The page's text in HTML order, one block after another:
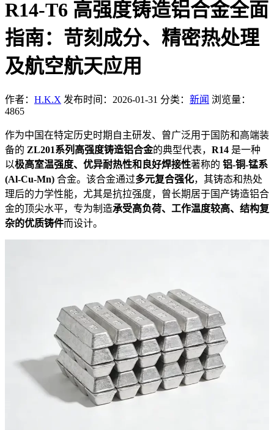
R14-T6 高强度铸造铝合金全面
指南：苛刻成分、精密热处理
及航空航天应用
作者： H.K.X 发布时间：2026-01-31 分类： 新闻 浏览量：
4865
作为中国在特定历史时期自主研发、曾广泛用于国防和高端装
备的 ZL201系列高强度铸造铝合金的典型代表， R14 是一种
以极高室温强度、优异耐热性和良好焊接性著称的 铝-铜-锰系
(Al-Cu-Mn) 合金。该合金通过多元复合强化，其铸态和热处
理后的力学性能，尤其是抗拉强度，曾长期居于国产铸造铝合
金的顶尖水平，专为制造承受高负荷、工作温度较高、结构复
杂的优质铸件而设计。